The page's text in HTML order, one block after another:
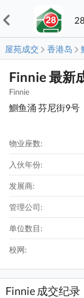
屋苑成交 香港岛
Finnie 最新
Finnie
鰂鱼涌 芬尼街9号
物业座数:
入伙年份:
发展商:
管理公司:
单位数目:
校网:
Finnie 成交纪录